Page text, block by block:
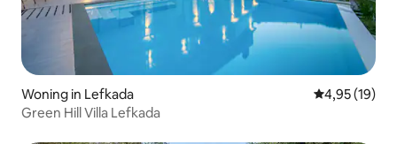
Woning in Lefkada Gemiddelde
4,95 (19)
Green Hill Villa Lefkada